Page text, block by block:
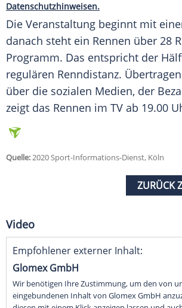
Datenschutzhinweisen.
Die Veranstaltung beginnt mit
danach steht ein Rennen über 28
Programm. Das entspricht der
regulären Renndistanz.
über die sozialen Medien, der
zeigt das Rennen im TV ab 19.00
Quelle:2020 Sport-Informations-Dienst, Köln
ZURÜCK
Video
Empfohlener externer Inhalt:
Glomex GmbH
Wir benötigen Ihre Zustimmung, um den von
eingebundenen Inhalt von Glomex GmbH